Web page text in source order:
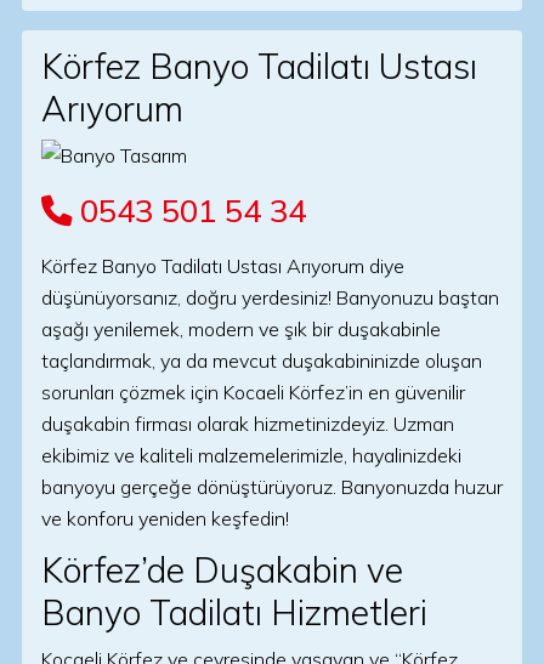
Körfez Banyo Tadilatı Ustası
Arıyorum
0543 501 54 34
Körfez Banyo Tadilatı Ustası Arıyorum diye
düşünüyorsanız, doğru yerdesiniz! Banyonuzu baştan
aşağı yenilemek, modern ve şık bir duşakabinle
taçlandırmak, ya da mevcut duşakabininizde oluşan
sorunları çözmek için Kocaeli Körfez’in en güvenilir
duşakabin firması olarak hizmetinizdeyiz. Uzman
ekibimiz ve kaliteli malzemelerimizle, hayalinizdeki
banyoyu gerçeğe dönüştürüyoruz. Banyonuzda huzur
ve konforu yeniden keşfedin!
Körfez’de Duşakabin ve
Banyo Tadilatı Hizmetleri
Kocaeli Körfez ve çevresinde yaşayan ve “Körfez